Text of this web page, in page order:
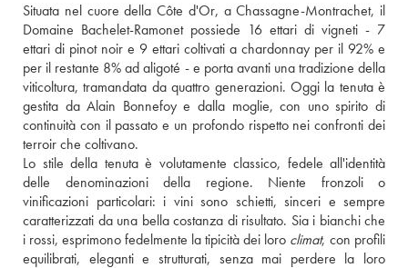
Situata nel cuore della Côte d'Or, a Chassagne-Montrachet, il
Domaine Bachelet-Ramonet possiede 16 ettari di vigneti - 7
ettari di pinot noir e 9 ettari coltivati a chardonnay per il 92% e
per il restante 8% ad aligoté - e porta avanti una tradizione della
viticoltura, tramandata da quattro generazioni. Oggi la tenuta è
gestita da Alain Bonnefoy e dalla moglie, con uno spirito di
continuità con il passato e un profondo rispetto nei confronti dei
terroir che coltivano.
Lo stile della tenuta è volutamente classico, fedele all'identità
delle denominazioni della regione. Niente fronzoli o
vinificazioni particolari: i vini sono schietti, sinceri e sempre
caratterizzati da una bella costanza di risultato. Sia i bianchi che
i rossi, esprimono fedelmente la tipicità dei loro climat, con profili
equilibrati, eleganti e strutturati, senza mai perdere la loro